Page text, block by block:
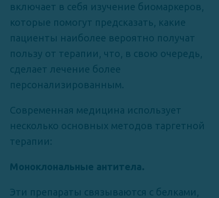
включает в себя изучение биомаркеров,
которые помогут предсказать, какие
пациенты наиболее вероятно получат
пользу от терапии, что, в свою очередь,
сделает лечение более
персонализированным.
Современная медицина использует
несколько основных методов таргетной
терапии:
Моноклональные антитела.
Эти препараты связываются с белками,